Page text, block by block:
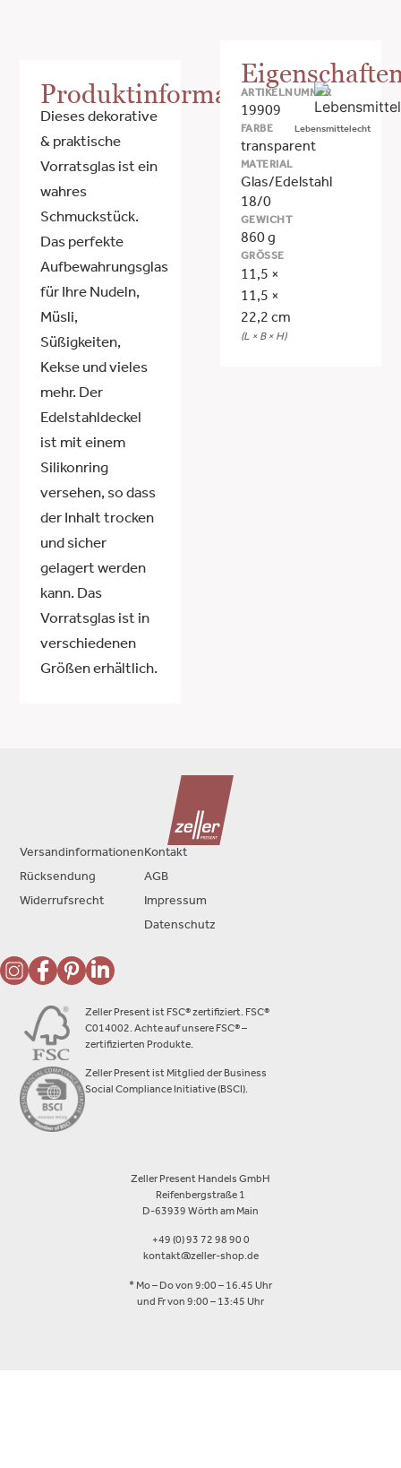
Produktinformationen
Dieses dekorative
& praktische
Vorratsglas ist ein
wahres
Schmuckstück.
Das perfekte
Aufbewahrungsglas
für Ihre Nudeln,
Müsli,
Süßigkeiten,
Kekse und vieles
mehr. Der
Edelstahldeckel
ist mit einem
Silikonring
versehen, so dass
der Inhalt trocken
und sicher
gelagert werden
kann. Das
Vorratsglas ist in
verschiedenen
Größen erhältlich.
ARTIKELNUMMER
19909
FARBE
transparent
MATERIAL
Glas/Edelstahl
18/0
GEWICHT
860 g
GRÖSSE
11,5 ×
11,5 ×
22,2 cm
(L × B × H)
Lebensmittelecht
Zeller Present ist FSC® zertifiziert. FSC®
C014002. Achte auf unsere FSC® –
zertifizierten Produkte.
Zeller Present ist Mitglied der Business
Social Compliance Initiative (BSCI).
Zeller Present Handels GmbH
Reifenbergstraße 1
D-63939 Wörth am Main
+49 (0) 93 72 98 90 0
kontakt@zeller-shop.de
* Mo – Do von 9:00 – 16.45 Uhr
und Fr von 9:00 – 13:45 Uhr
Versandinformationen
Rücksendung
Widerrufsrecht
Kontakt
AGB
Impressum
Datenschutz